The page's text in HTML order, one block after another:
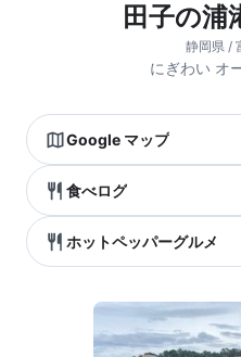
田子の浦
静岡県 /
にぎわい オ
Google マップ
食べログ
ホットペッパーグルメ